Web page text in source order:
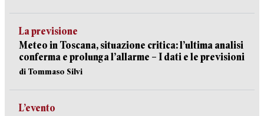
La previsione
Meteo in Toscana, situazione critica: l’ultima analisi
conferma e prolunga l’allarme – I dati e le previsioni
di Tommaso Silvi
L’evento